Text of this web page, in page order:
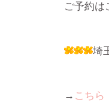
ご予約は
埼
→ こちら